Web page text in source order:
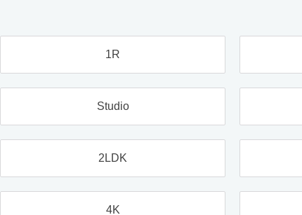
1R
Studio
2LDK
4K